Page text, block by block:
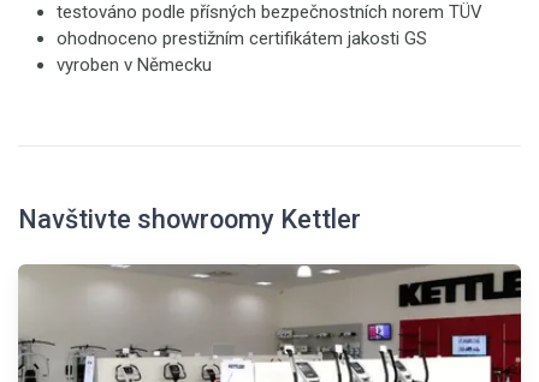
testováno podle přísných bezpečnostních norem TÜV
ohodnoceno prestižním certifikátem jakosti GS
vyroben v Německu
Navštivte showroomy Kettler